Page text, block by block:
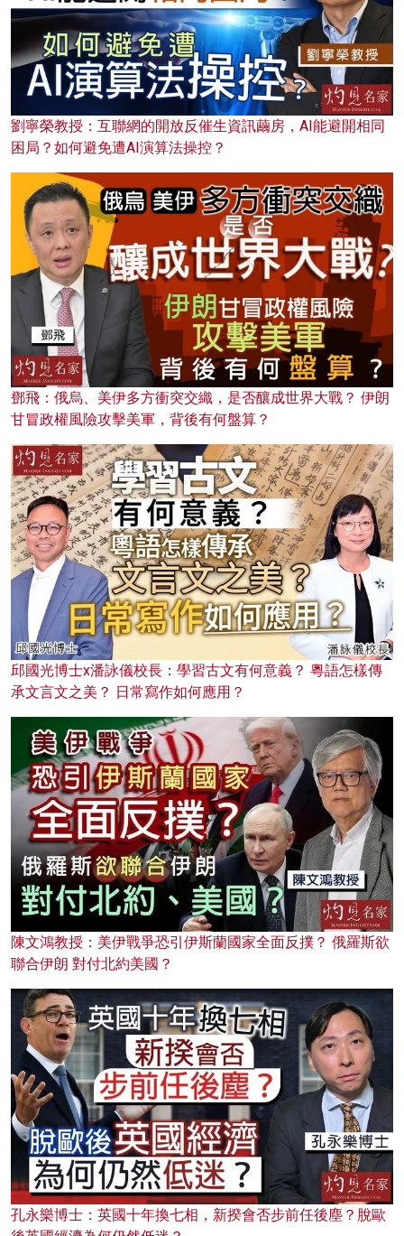
劉寧榮教授：互聯網的開放反催生資訊繭房，AI能避開相同
困局？如何避免遭AI演算法操控？
鄧飛：俄烏、美伊多方衝突交織，是否釀成世界大戰？ 伊朗
甘冒政權風險攻擊美軍，背後有何盤算？
邱國光博士x潘詠儀校長：學習古文有何意義？ 粵語怎樣傳
承文言文之美？ 日常寫作如何應用？
陳文鴻教授：美伊戰爭恐引伊斯蘭國家全面反撲？ 俄羅斯欲
聯合伊朗 對付北約美國？
孔永樂博士：英國十年換七相，新揆會否步前任後塵？脫歐